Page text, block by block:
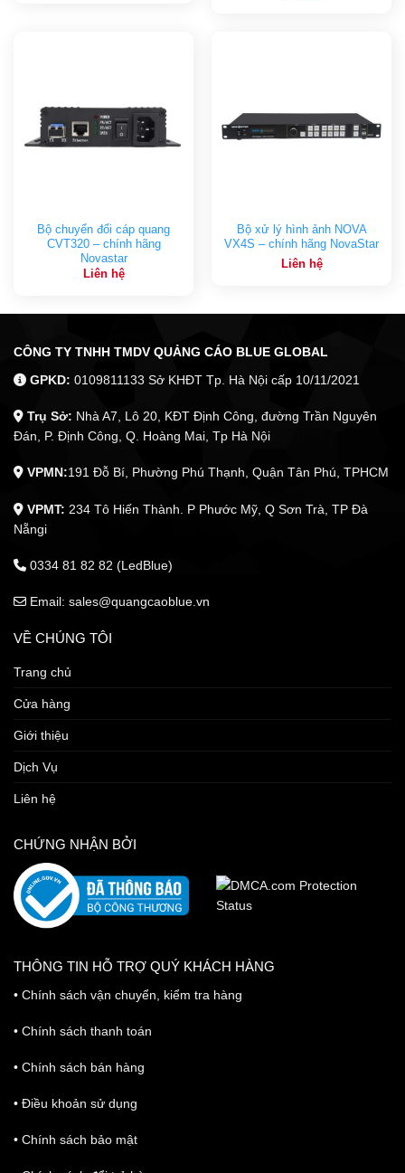
Bộ chuyển đổi cáp quang
CVT320 – chính hãng
Novastar
Liên hệ
Bộ xử lý hình ảnh NOVA
VX4S – chính hãng NovaStar
Liên hệ
CÔNG TY TNHH TMDV QUẢNG CÁO BLUE GLOBAL
GPKD: 0109811133 Sở KHĐT Tp. Hà Nội cấp 10/11/2021
Trụ Sở: Nhà A7, Lô 20, KĐT Định Công, đường Trần Nguyên
Đán, P. Định Công, Q. Hoàng Mai, Tp Hà Nội
VPMN:191 Đỗ Bí, Phường Phú Thạnh, Quận Tân Phú, TPHCM
VPMT: 234 Tô Hiến Thành. P Phước Mỹ, Q Sơn Trà, TP Đà
Nẵngi
0334 81 82 82 (LedBlue)
Email: sales@quangcaoblue.vn
VỀ CHÚNG TÔI
Trang chủ
Cửa hàng
Giới thiệu
Dịch Vụ
Liên hệ
CHỨNG NHẬN BỞI
THÔNG TIN HỖ TRỢ QUÝ KHÁCH HÀNG
• Chính sách vận chuyển, kiểm tra hàng
• Chính sách thanh toán
• Chính sách bán hàng
• Điều khoản sử dụng
• Chính sách bảo mật